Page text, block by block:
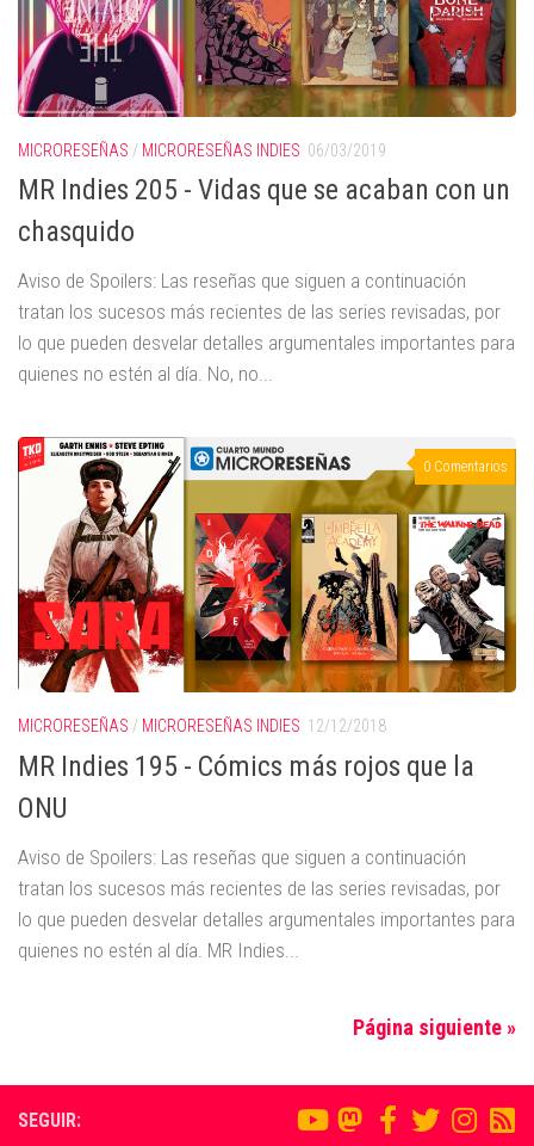
MICRORESEÑAS / MICRORESEÑAS INDIES 06/03/2019
MR Indies 205 - Vidas que se acaban con un
chasquido
Aviso de Spoilers: Las reseñas que siguen a continuación
tratan los sucesos más recientes de las series revisadas, por
lo que pueden desvelar detalles argumentales importantes para
quienes no estén al día. No, no...
0 Comentarios
MICRORESEÑAS / MICRORESEÑAS INDIES 12/12/2018
MR Indies 195 - Cómics más rojos que la
ONU
Aviso de Spoilers: Las reseñas que siguen a continuación
tratan los sucesos más recientes de las series revisadas, por
lo que pueden desvelar detalles argumentales importantes para
quienes no estén al día. MR Indies...
Página siguiente »
SEGUIR: